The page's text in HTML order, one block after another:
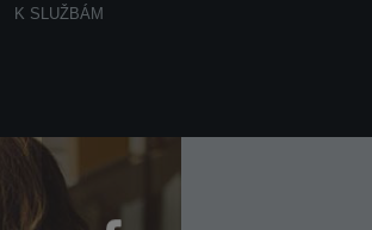
K SLUŽBÁM